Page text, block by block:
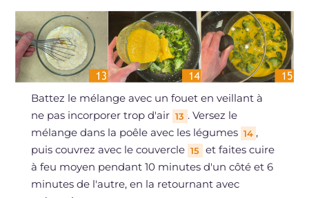
Battez le mélange avec un fouet en veillant à
ne pas incorporer trop d'air 13 . Versez le
mélange dans la poêle avec les légumes 14 ,
puis couvrez avec le couvercle 15 et faites cuire
à feu moyen pendant 10 minutes d'un côté et 6
minutes de l'autre, en la retournant avec